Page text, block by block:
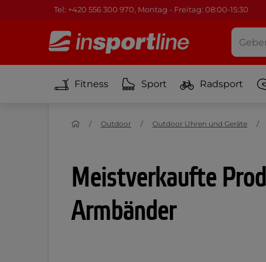
Tel: +420 556 300 970, Montag - Freitag: 08:00-15:30
Fitness Sport Radsport
Meistverkaufte
Armbänder
Outdoor Outdoor Uhren und Geräte